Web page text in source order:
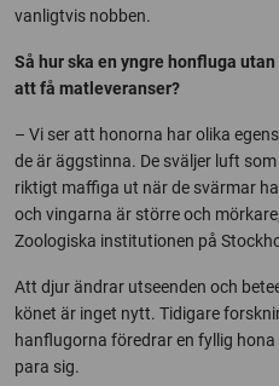
vanligtvis nobben.
Så hur ska en yngre honfluga
att få matleveranser?
– Vi ser att honorna har olika
de är äggstinna. De sväljer luft
riktigt maffiga ut när de svärmar
och vingarna är större och
Zoologiska institutionen på
Att djur ändrar utseenden och
könet är inget nytt. Tidigare
hanflugorna föredrar en fyllig
para sig.